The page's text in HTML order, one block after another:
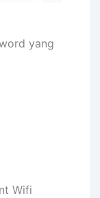
yang
Wifi